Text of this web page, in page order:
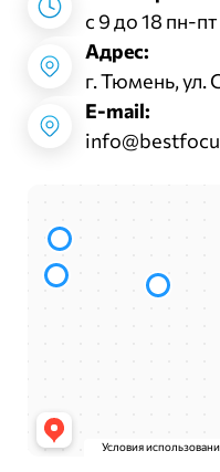
с 9 до 18 пн-пт
Адрес:
г. Тюмень, ул.
E-mail: